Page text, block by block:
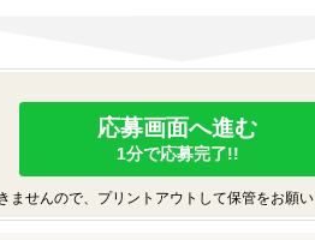
応募画面へ進む
1分で応募完了!!
せんので、プリントアウトして保管をお願い